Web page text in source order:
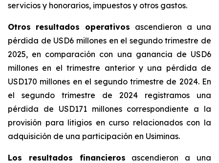
servicios y honorarios, impuestos y otros gastos.
Otros resultados operativos ascendieron a una
pérdida de USD6 millones en el segundo trimestre de
2025, en comparación con una ganancia de USD6
millones en el trimestre anterior y una pérdida de
USD170 millones en el segundo trimestre de 2024. En
el segundo trimestre de 2024 registramos una
pérdida de USD171 millones correspondiente a la
provisión para litigios en curso relacionados con la
adquisición de una participación en Usiminas.
Los resultados financieros ascendieron a una